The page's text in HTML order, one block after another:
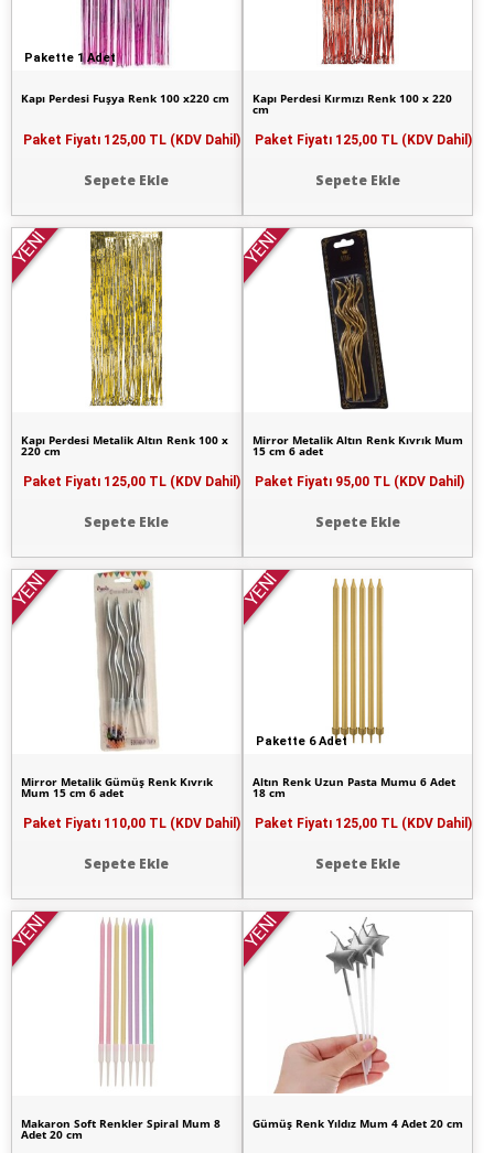
Pakette 1 Adet
Kapı Perdesi Fuşya Renk 100 x220 cm
Paket Fiyatı 125,00 TL (KDV Dahil)
Sepete Ekle
Kapı Perdesi Kırmızı Renk 100 x 220
cm
Paket Fiyatı 125,00 TL (KDV Dahil)
Sepete Ekle
YENİ
Kapı Perdesi Metalik Altın Renk 100 x
220 cm
Paket Fiyatı 125,00 TL (KDV Dahil)
Sepete Ekle
YENİ
Mirror Metalik Altın Renk Kıvrık Mum
15 cm 6 adet
Paket Fiyatı 95,00 TL (KDV Dahil)
Sepete Ekle
YENİ
Mirror Metalik Gümüş Renk Kıvrık
Mum 15 cm 6 adet
Paket Fiyatı 110,00 TL (KDV Dahil)
Sepete Ekle
Pakette 6 Adet
YENİ
Altın Renk Uzun Pasta Mumu 6 Adet
18 cm
Paket Fiyatı 125,00 TL (KDV Dahil)
Sepete Ekle
YENİ
Makaron Soft Renkler Spiral Mum 8
Adet 20 cm
YENİ
Gümüş Renk Yıldız Mum 4 Adet 20 cm